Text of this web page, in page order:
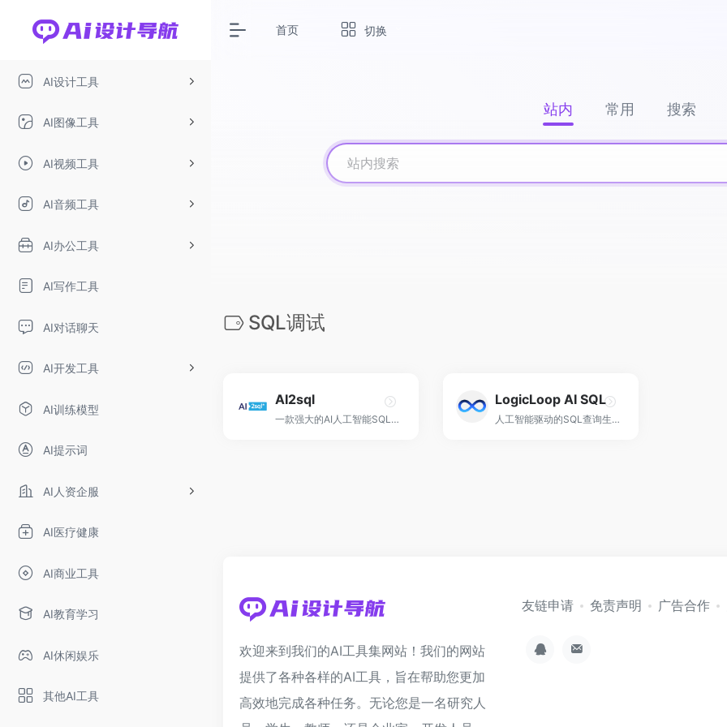
AI设计工具
AI图像工具
AI视频工具
AI音频工具
AI办公工具
AI写作工具
AI对话聊天
AI开发工具
AI训练模型
AI提示词
AI人资企服
AI医疗健康
AI商业工具
AI教育学习
AI休闲娱乐
其他AI工具
首页 切换
站内 常用 搜索
SQL调试
AI2sql
一款强大的AI人工智能SQL查询生成工具！
LogicLoop AI SQL
人工智能驱动的SQL查询生成、优化和调试！
欢迎来到我们的AI工具集网站！我们的网站
提供了各种各样的AI工具，旨在帮助您更加
高效地完成各种任务。无论您是一名研究人
友链申请 免责声明 广告合作